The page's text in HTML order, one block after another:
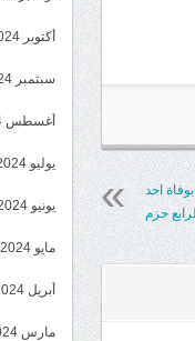
احد
حزم
أكتوبر 2024
سبتمبر 2024
أغسطس 2024
يوليو 2024
يونيو 2024
مايو 2024
أبريل 2024
مارس 2024